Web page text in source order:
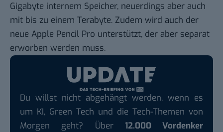
Gigabyte internem Speicher, neuerdings aber auch
mit bis zu einem Terabyte. Zudem wird auch der
neue Apple Pencil Pro unterstützt, der aber separat
erworben werden muss.
Du willst nicht abgehängt werden, wenn es
um KI, Green Tech und die Tech-Themen von
Morgen geht? Über 12.000 Vordenker